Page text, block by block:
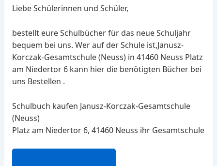
Liebe Schülerinnen und Schüler,
bestellt eure Schulbücher für das neue Schuljahr
bequem bei uns. Wer auf der Schule ist,Janusz-
Korczak-Gesamtschule (Neuss) in 41460 Neuss Platz
am Niedertor 6 kann hier die benötigten Bücher bei
uns Bestellen .
Schulbuch kaufen Janusz-Korczak-Gesamtschule
(Neuss)
Platz am Niedertor 6, 41460 Neuss ihr Gesamtschule